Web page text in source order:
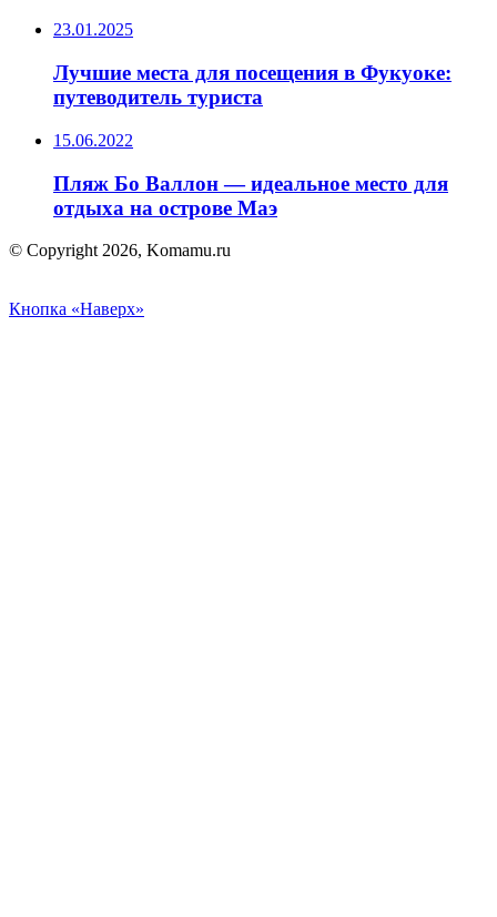
23.01.2025
Лучшие места для посещения в Фукуоке:
путеводитель туриста
15.06.2022
Пляж Бо Валлон — идеальное место для
отдыха на острове Маэ
© Copyright 2026, Komamu.ru
Кнопка «Наверх»